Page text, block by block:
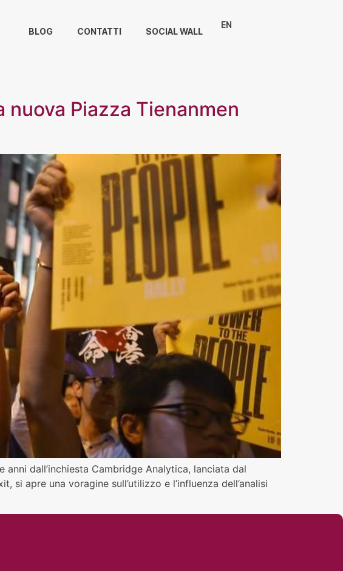
BLOG CONTATTI SOCIAL WALL
EN
nuova Piazza Tienanmen
anni dall’inchiesta Cambridge Analytica, lanciata dal
apre una voragine sull’utilizzo e l’influenza dell’analisi